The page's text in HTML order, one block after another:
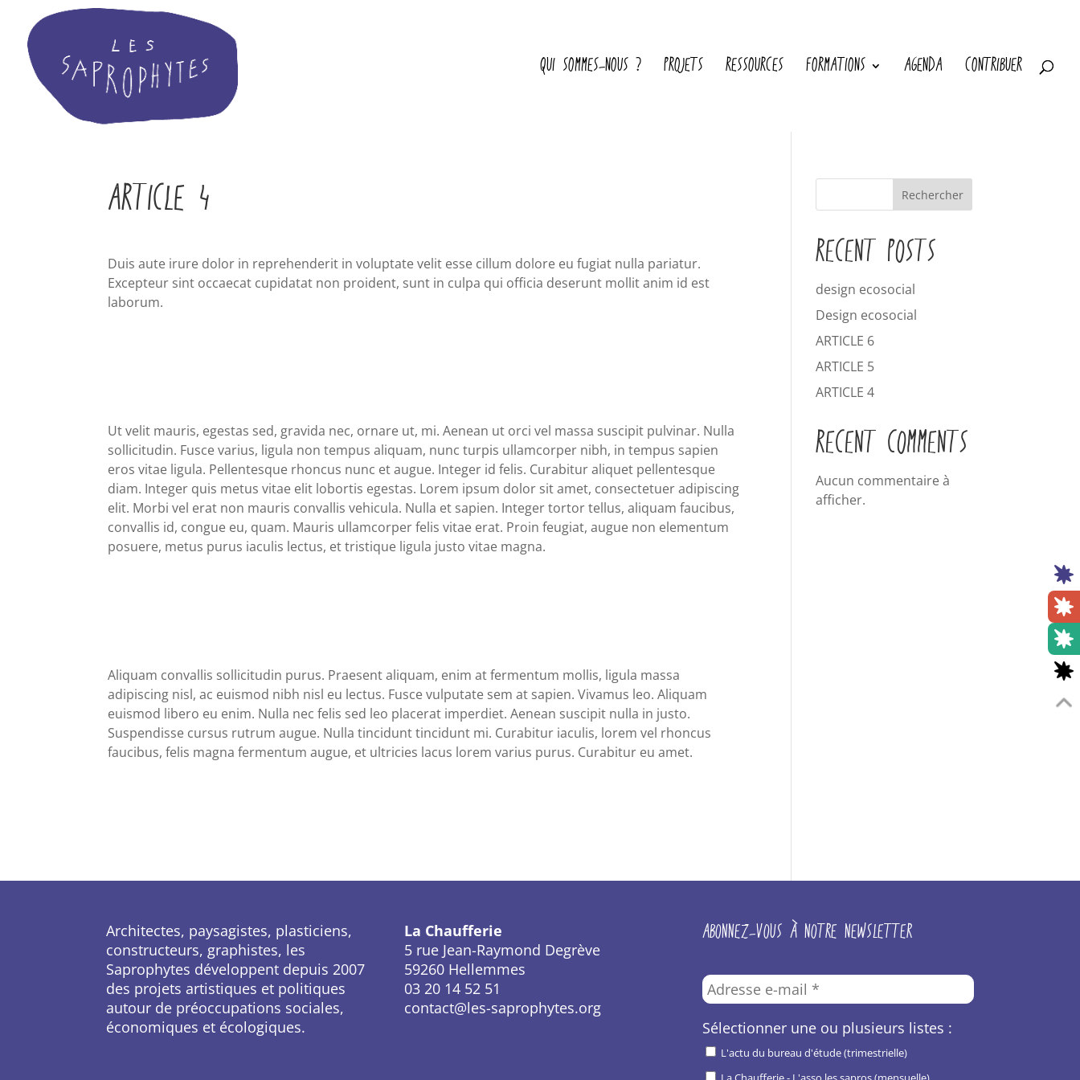
QUI SOMMES-NOUS ? PROJETS RESSOURCES FORMATIONS AGENDA CONTRIBUER
ARTICLE 4
Duis aute irure dolor in reprehenderit in voluptate velit esse cillum dolore eu fugiat nulla pariatur.
Excepteur sint occaecat cupidatat non proident, sunt in culpa qui officia deserunt mollit anim id est
laborum.
Ut velit mauris, egestas sed, gravida nec, ornare ut, mi. Aenean ut orci vel massa suscipit pulvinar. Nulla
sollicitudin. Fusce varius, ligula non tempus aliquam, nunc turpis ullamcorper nibh, in tempus sapien
eros vitae ligula. Pellentesque rhoncus nunc et augue. Integer id felis. Curabitur aliquet pellentesque
diam. Integer quis metus vitae elit lobortis egestas. Lorem ipsum dolor sit amet, consectetuer adipiscing
elit. Morbi vel erat non mauris convallis vehicula. Nulla et sapien. Integer tortor tellus, aliquam faucibus,
convallis id, congue eu, quam. Mauris ullamcorper felis vitae erat. Proin feugiat, augue non elementum
posuere, metus purus iaculis lectus, et tristique ligula justo vitae magna.
Aliquam convallis sollicitudin purus. Praesent aliquam, enim at fermentum mollis, ligula massa
adipiscing nisl, ac euismod nibh nisl eu lectus. Fusce vulputate sem at sapien. Vivamus leo. Aliquam
euismod libero eu enim. Nulla nec felis sed leo placerat imperdiet. Aenean suscipit nulla in justo.
Suspendisse cursus rutrum augue. Nulla tincidunt tincidunt mi. Curabitur iaculis, lorem vel rhoncus
faucibus, felis magna fermentum augue, et ultricies lacus lorem varius purus. Curabitur eu amet.
Rechercher
RECENT POSTS
design ecosocial
Design ecosocial
ARTICLE 6
ARTICLE 5
ARTICLE 4
RECENT COMMENTS
Aucun commentaire à
afficher.
Architectes, paysagistes, plasticiens,
constructeurs, graphistes, les
Saprophytes développent depuis 2007
des projets artistiques et politiques
autour de préoccupations sociales,
économiques et écologiques.
La Chaufferie
5 rue Jean-Raymond Degrève
59260 Hellemmes
03 20 14 52 51
contact@les-saprophytes.org
ABONNEZ-VOUS À NOTRE NEWSLETTER
Sélectionner une ou plusieurs listes :
L'actu du bureau d'étude (trimestrielle)